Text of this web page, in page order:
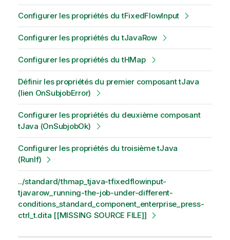
Configurer les propriétés du tFixedFlowInput
Configurer les propriétés du tJavaRow
Configurer les propriétés du tHMap
Définir les propriétés du premier composant tJava
(lien OnSubjobError)
Configurer les propriétés du deuxième composant
tJava (OnSubjobOk)
Configurer les propriétés du troisième tJava
(RunIf)
../standard/thmap_tjava-tfixedflowinput-
tjavarow_running-the-job-under-different-
conditions_standard_component_enterprise_press-
ctrl_t.dita [[MISSING SOURCE FILE]]